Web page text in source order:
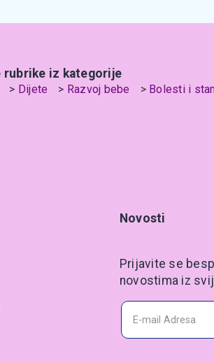
rubrike iz kategorije
Dijete Razvoj bebe Bolesti i
Novosti
Prijavite se
novostima iz